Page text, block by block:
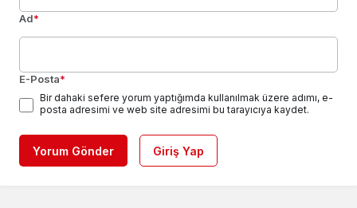
Ad*
E-Posta*
Bir dahaki sefere yorum yaptığımda kullanılmak üzere adımı, e-
posta adresimi ve web site adresimi bu tarayıcıya kaydet.
Yorum Gönder Giriş Yap